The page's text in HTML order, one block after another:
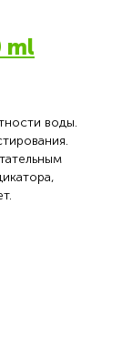
ml
воды.